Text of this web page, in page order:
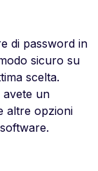
di password in
sicuro su
scelta.
avete un
altre opzioni